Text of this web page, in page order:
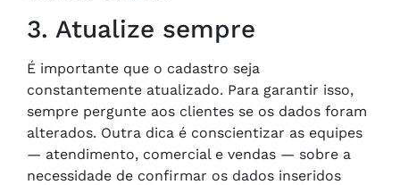
3. Atualize sempre
É importante que o cadastro seja
constantemente atualizado. Para garantir isso,
sempre pergunte aos clientes se os dados foram
alterados. Outra dica é conscientizar as equipes
— atendimento, comercial e vendas — sobre a
necessidade de confirmar os dados inseridos